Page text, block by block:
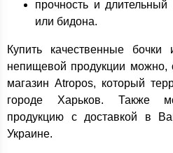
прочность и длительный
или бидона.
Купить качественные
непищевой продукции можно,
магазин Atropos, который
городе Харьков. Также
продукцию с доставкой в
Украине.